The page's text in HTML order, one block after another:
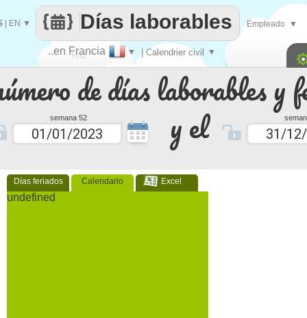
de días laborables y
semana 52 y el
Días feriados Calendario Excel
undefined
Haz
que
..en Francia ▼ | Calendrier civil ▼
Días laborables
EN ▼ Empleado ▼